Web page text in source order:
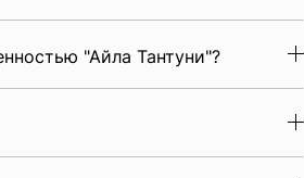
"Айла Тантуни"?